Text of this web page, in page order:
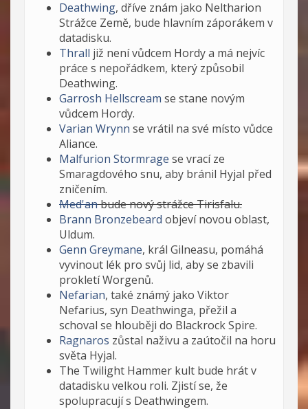
Deathwing, dříve znám jako Neltharion
Strážce Země, bude hlavním záporákem v
datadisku.
Thrall již není vůdcem Hordy a má nejvíc
práce s nepořádkem, který způsobil
Deathwing.
Garrosh Hellscream se stane novým
vůdcem Hordy.
Varian Wrynn se vrátil na své místo vůdce
Aliance.
Malfurion Stormrage se vrací ze
Smaragdového snu, aby bránil Hyjal před
zničením.
Med'anbude nový strážce Tirisfalu.
Brann Bronzebeard objeví novou oblast,
Uldum.
Genn Greymane, král Gilneasu, pomáhá
vyvinout lék pro svůj lid, aby se zbavili
prokletí Worgenů.
Nefarian, také známý jako Viktor
Nefarius, syn Deathwinga, přežil a
schoval se hlouběji do Blackrock Spire.
Ragnaros zůstal naživu a zaútočil na horu
světa Hyjal.
The Twilight Hammer kult bude hrát v
datadisku velkou roli. Zjistí se, že
spolupracují s Deathwingem.